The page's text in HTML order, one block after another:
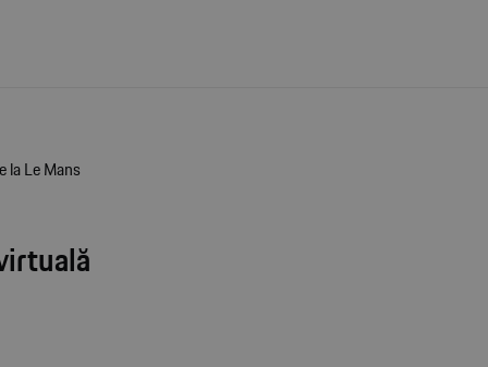
la Le Mans